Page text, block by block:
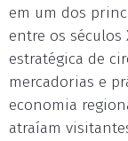
em um dos
entre os séculos
estratégica de
mercadorias e
economia
atraíam